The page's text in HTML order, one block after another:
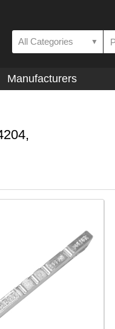
All Categories ▼
Manufacturers